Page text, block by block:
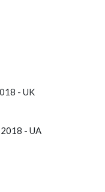
- UK
- UA